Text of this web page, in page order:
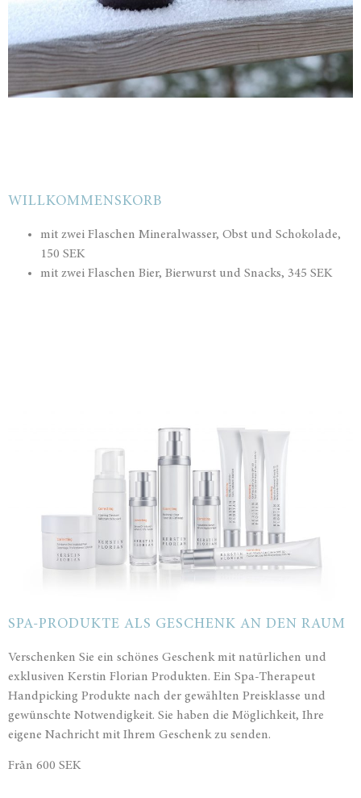
WILLKOMMENSKORB
mit zwei Flaschen Mineralwasser, Obst und Schokolade,
150 SEK
mit zwei Flaschen Bier, Bierwurst und Snacks, 345 SEK
SPA-PRODUKTE ALS GESCHENK AN DEN RAUM
Verschenken Sie ein schönes Geschenk mit natürlichen und
exklusiven Kerstin Florian Produkten. Ein Spa-Therapeut
Handpicking Produkte nach der gewählten Preisklasse und
gewünschte Notwendigkeit. Sie haben die Möglichkeit, Ihre
eigene Nachricht mit Ihrem Geschenk zu senden.
Från 600 SEK